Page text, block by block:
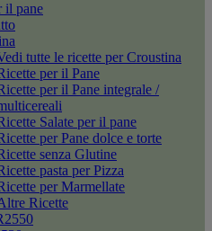
il pane
tutte le ricette per Croustina
per il Pane
per il Pane integrale /
Salate per il pane
per Pane dolce e torte
senza Glutine
pasta per Pizza
per Marmellate
Ricette